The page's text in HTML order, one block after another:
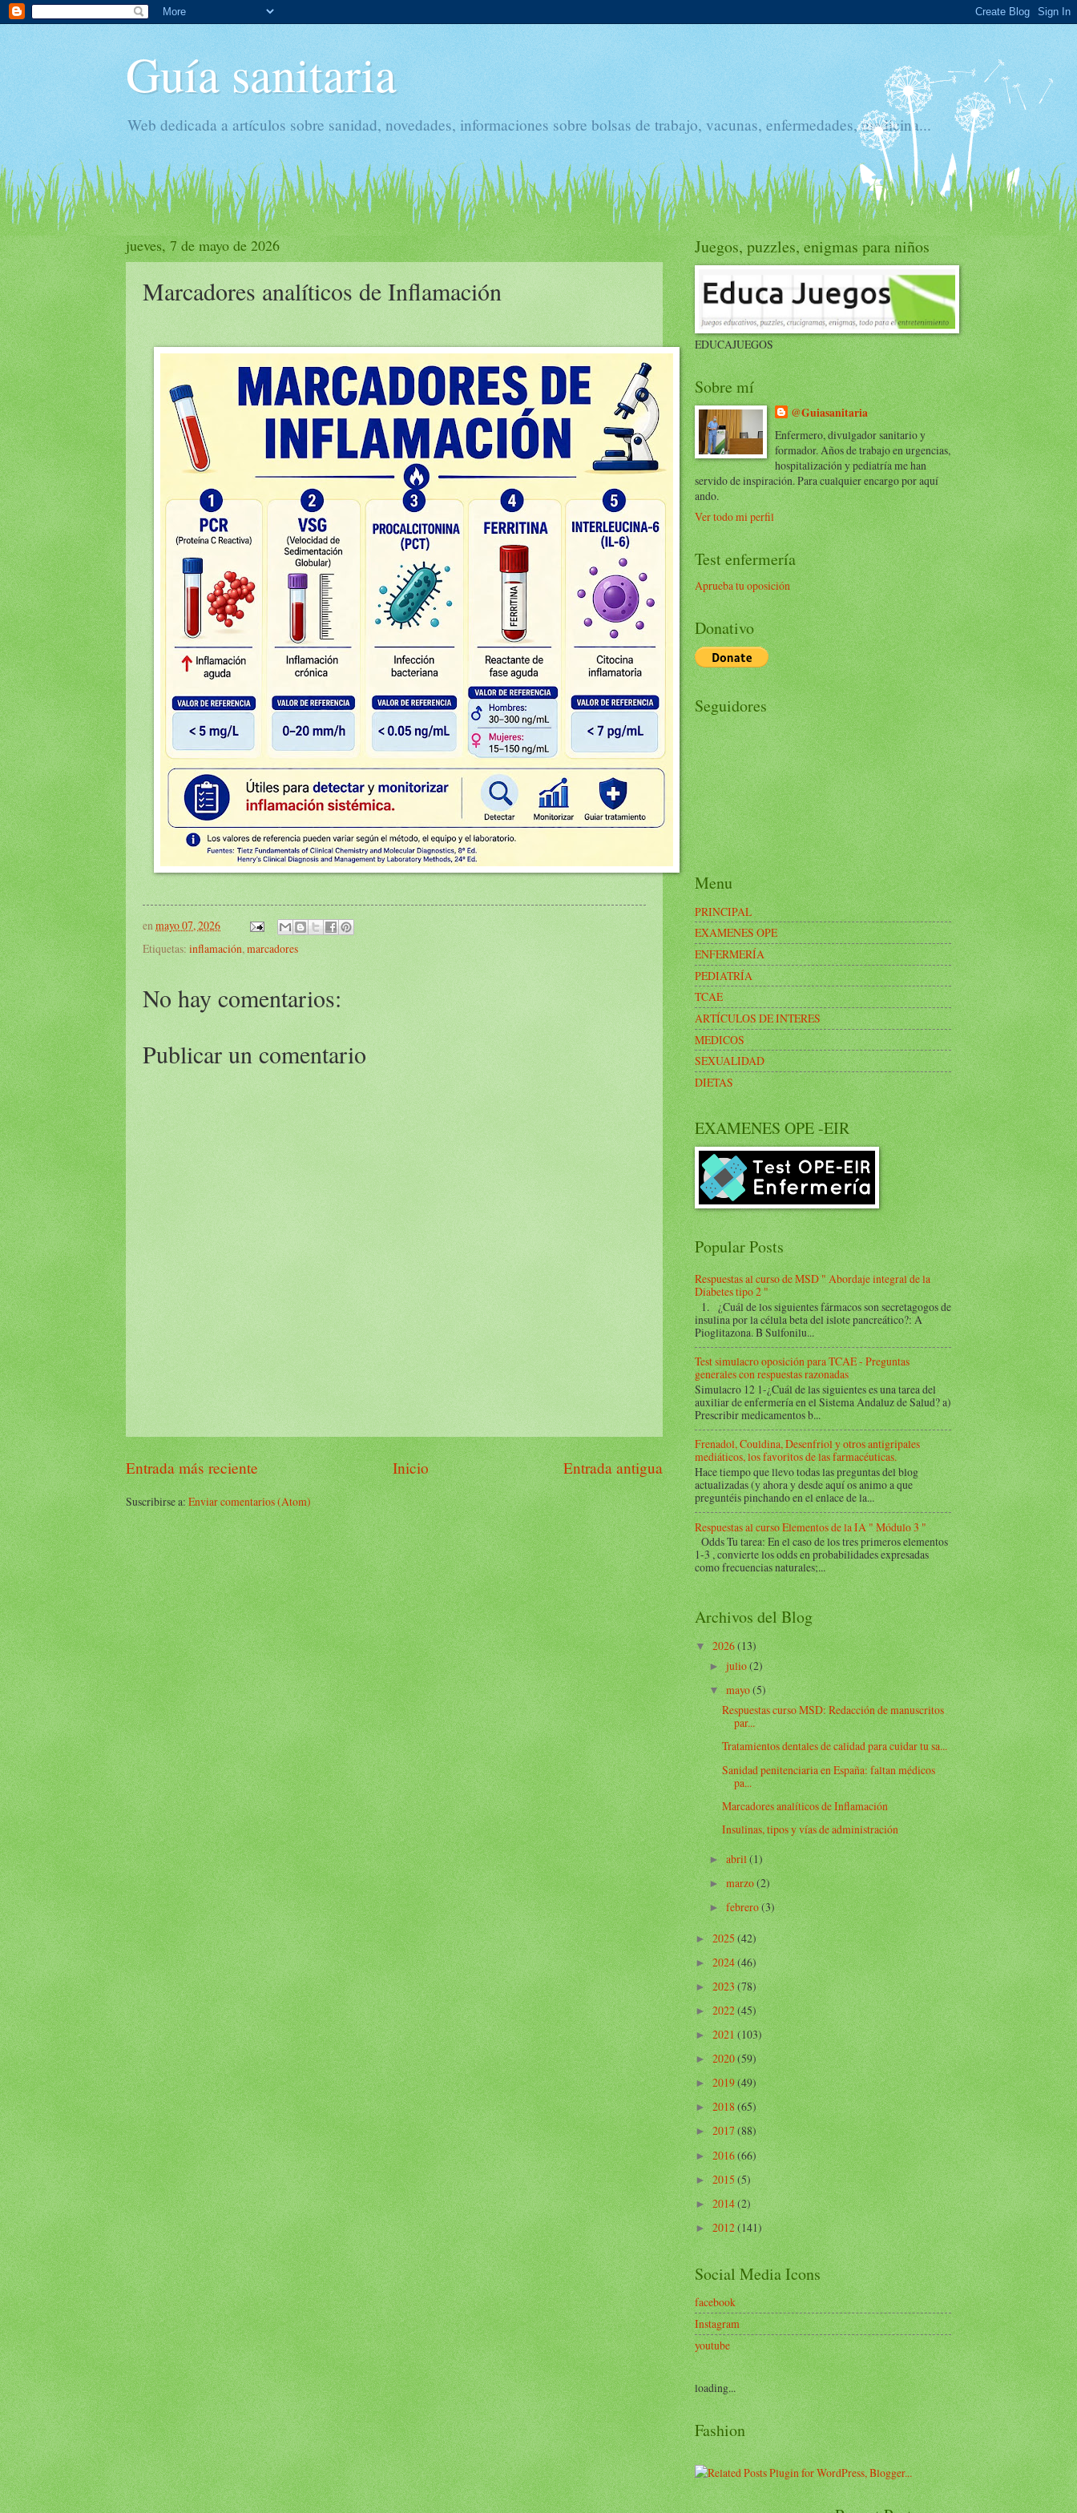
Guía sanitaria
Web dedicada a artículos sobre sanidad, novedades, informaciones sobre bolsas de trabajo, vacunas, enfermedades, medicina...
jueves, 7 de mayo de 2026
Marcadores analíticos de Inflamación
enmayo 07, 2026
Etiquetas: inflamación,marcadores
No hay comentarios:
Publicar un comentario
Entrada más reciente Entrada antigua
Inicio
Suscribirse a:Enviar comentarios (Atom)
Juegos, puzzles, enigmas para niños
EDUCAJUEGOS
Sobre mí
@Guiasanitaria
Enfermero, divulgador sanitario y
formador. Años de trabajo en urgencias,
hospitalización y pediatría me han
servido de inspiración. Para cualquier encargo por aquí
ando.
Ver todo mi perfil
Test enfermería
Aprueba tu oposición
Donativo
Seguidores
Menu
PRINCIPAL
EXAMENES OPE
ENFERMERÍA
PEDIATRÍA
TCAE
ARTÍCULOS DE INTERES
MEDICOS
SEXUALIDAD
DIETAS
EXAMENES OPE -EIR
Popular Posts
Respuestas al curso de MSD " Abordaje integral de la
Diabetes tipo 2 "
1. ¿Cuál de los siguientes fármacos son secretagogos de
insulina por la célula beta del islote pancreático?: A
Pioglitazona. B Sulfonilu...
Test simulacro oposición para TCAE - Preguntas
generales con respuestas razonadas
Simulacro 12 1-¿Cuál de las siguientes es una tarea del
auxiliar de enfermería en el Sistema Andaluz de Salud? a)
Prescribir medicamentos b...
Frenadol, Couldina, Desenfriol y otros antigripales
mediáticos, los favoritos de las farmacéuticas.
Hace tiempo que llevo todas las preguntas del blog
actualizadas (y ahora y desde aquí os animo a que
preguntéis pinchando en el enlace de la...
Respuestas al curso Elementos de la IA " Módulo 3 "
Odds Tu tarea: En el caso de los tres primeros elementos
1-3 , convierte los odds en probabilidades expresadas
como frecuencias naturales;...
Archivos del Blog
▼2026(13)
►julio(2)
▼mayo(5)
Respuestas curso MSD: Redacción de manuscritos
par...
Tratamientos dentales de calidad para cuidar tu sa...
Sanidad penitenciaria en España: faltan médicos
pa...
Marcadores analíticos de Inflamación
Insulinas, tipos y vías de administración
►abril(1)
►marzo(2)
►febrero(3)
►2025(42)
►2024(46)
►2023(78)
►2022(45)
►2021(103)
►2020(59)
►2019(49)
►2018(65)
►2017(88)
►2016(66)
►2015(5)
►2014(2)
► 2012(141)
Social Media Icons
facebook
Instagram
youtube
loading...
Fashion